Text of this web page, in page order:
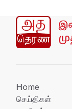
Home
செய்திகள்